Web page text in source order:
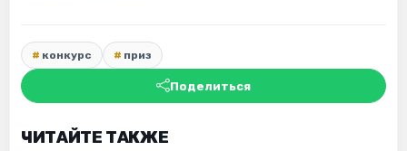
конкурс приз
Поделиться
ЧИТАЙТЕ ТАКЖЕ